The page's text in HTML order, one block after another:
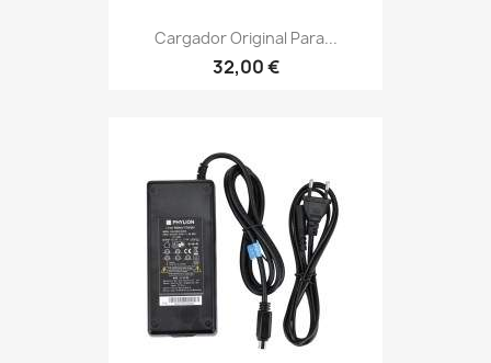
Cargador Original Para...
32,00 €